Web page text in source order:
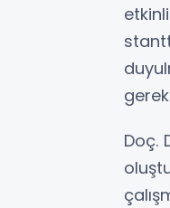
Doç.